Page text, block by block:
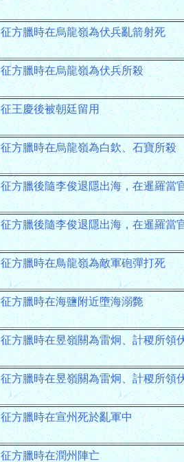
征方臘時在烏龍嶺為伏兵亂箭射死
征方臘時在烏龍嶺為伏兵所殺
征王慶後被朝廷留用
征方臘時在烏龍嶺為白欽、石寶所殺
征方臘後隨李俊退隱出海，在暹羅當
征方臘後隨李俊退隱出海，在暹羅當
征方臘時在鳥龍嶺為敵軍砲彈打死
征方臘時在海鹽附近墮海溺斃
征方臘時在昱嶺關為雷炯、計稷所領
征方臘時在昱嶺關為雷炯、計稷所領
征方臘時在宣州死於亂軍中
征方臘時在潤州陣亡